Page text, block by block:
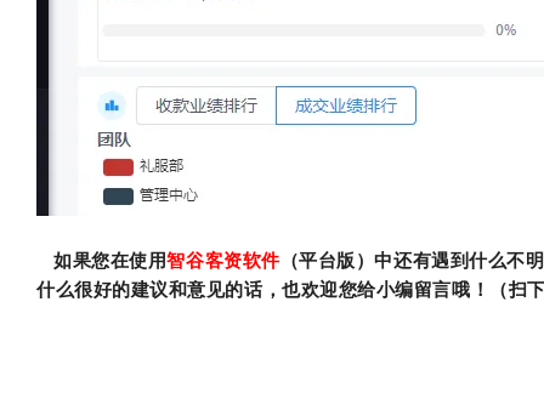
如果您在使用智谷客资软件（平台版）中还有遇到什么不
什么很好的建议和意见的话，也欢迎您给小编留言哦！（扫